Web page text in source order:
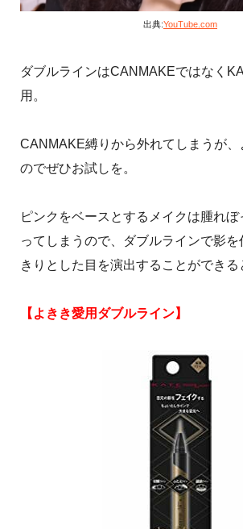
出典:YouTube.com
ダブルラインはCANMAKEではなく
用。
CANMAKE縛りから外れてしまうが、
のでぜひお試しを。
ピンクをベースとするメイクは腫れ
ってしまうので、ダブルラインで影を
きりとした目を演出することができる
【よきき愛用ダブルライン】